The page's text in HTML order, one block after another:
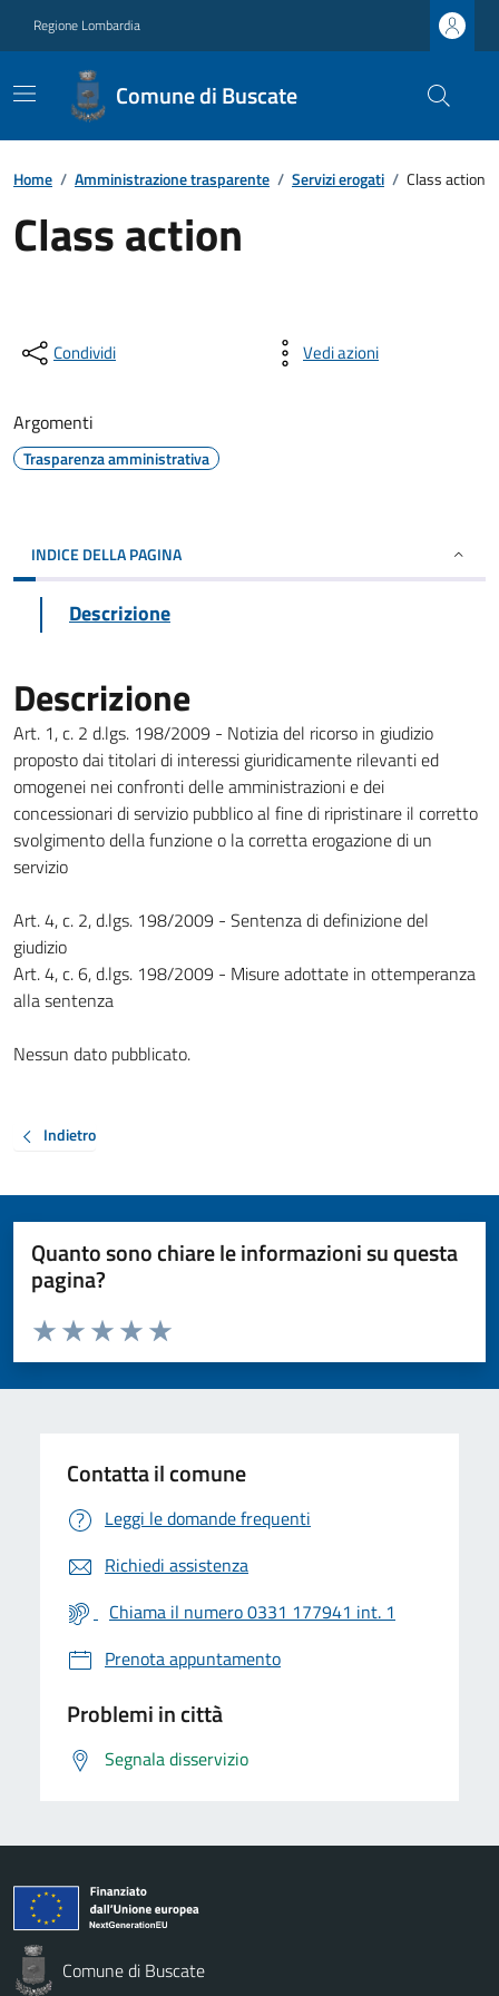
Regione Lombardia
Comune di Buscate
Home / Amministrazione trasparente / Servizi erogati / Class action
Class action
Condividi Vedi azioni
Argomenti
Trasparenza amministrativa
INDICE DELLA PAGINA
Descrizione
Descrizione
Art. 1, c. 2 d.lgs. 198/2009 - Notizia del ricorso in giudizio
proposto dai titolari di interessi giuridicamente rilevanti ed
omogenei nei confronti delle amministrazioni e dei
concessionari di servizio pubblico al fine di ripristinare il corretto
svolgimento della funzione o la corretta erogazione di un
servizio
Art. 4, c. 2, d.lgs. 198/2009 - Sentenza di definizione del
giudizio
Art. 4, c. 6, d.lgs. 198/2009 - Misure adottate in ottemperanza
alla sentenza
Nessun dato pubblicato.
Indietro
Quanto sono chiare le informazioni su questa
pagina?
Valuta da 1 a 5 stelle la pagina
Valuta 5 stelle su 5
Valuta 4 stelle su 5
Valuta 3 stelle su 5
Valuta 2 stelle su 5
Valuta 1 stelle su 5
Contatta il comune
Leggi le domande frequenti
Richiedi assistenza
Chiama il numero 0331 177941 int. 1
Prenota appuntamento
Problemi in città
Segnala disservizio
Comune di Buscate